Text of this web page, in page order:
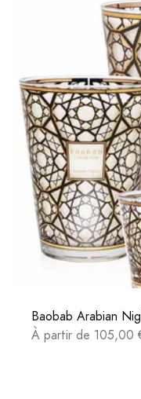
Baobab Arabian
À partir de 105,00